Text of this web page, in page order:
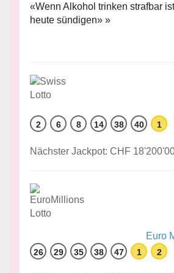
«Wenn Alkohol trinken strafbar
heute sündigen» »
2 6 8 14 38 40 1
Nächster Jackpot: CHF
Euro
26 29 35 38 47 1 2